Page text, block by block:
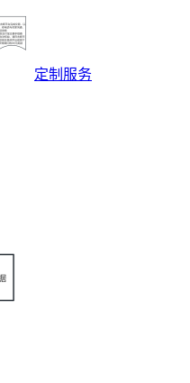
定制服务